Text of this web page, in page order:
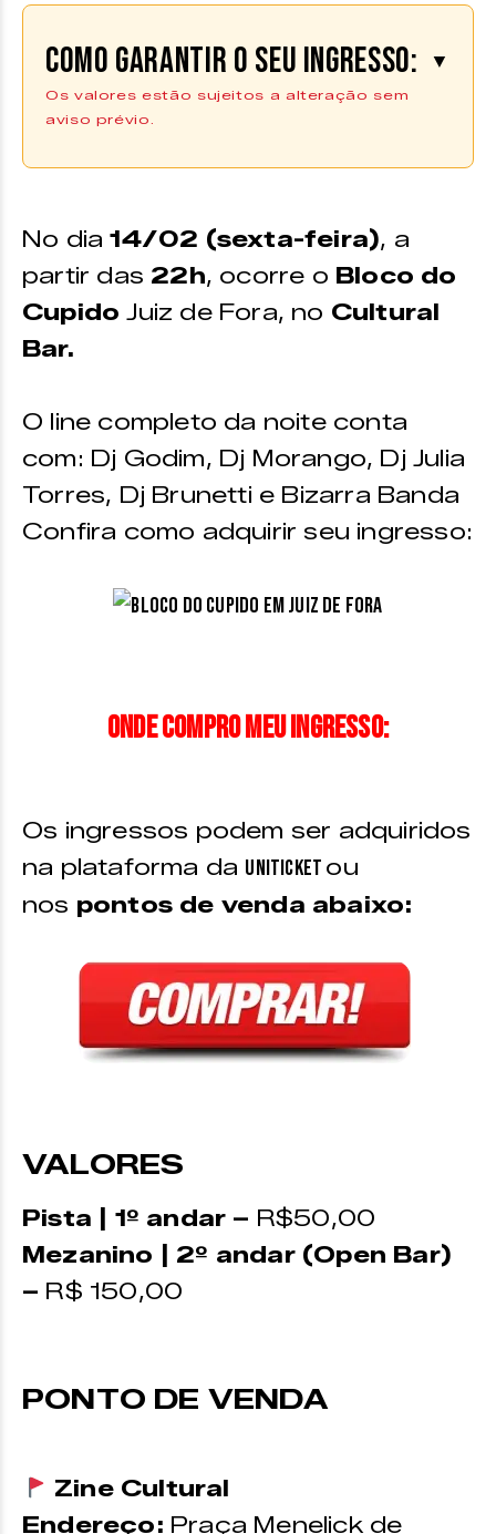
Como garantir o seu ingresso: ▼
Os valores estão sujeitos a alteração sem
aviso prévio.
venda do Zine Cultural
VALORES
No dia14/02 (sexta-feira), a
partir das 22h, ocorre o Bloco do
Cupido Juiz de Fora, no Cultural
Bar.
O line completo da noite conta
com: Dj Godim, Dj Morango, Dj Julia
Torres, Dj Brunetti e Bizarra Banda
Confira como adquirir seu ingresso:
Onde compro meu ingresso:
Os ingressos podem ser adquiridos
na plataforma da Uniticket ou
nos pontos de venda abaixo:
VALORES
Pista | 1º andar – R$50,00
Mezanino | 2º andar (Open Bar)
– R$ 150,00
PONTO DE VENDA
Zine Cultural
Endereço: Praça Menelick de